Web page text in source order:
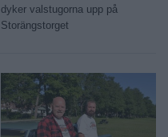
dyker valstugorna upp på
Storängstorget